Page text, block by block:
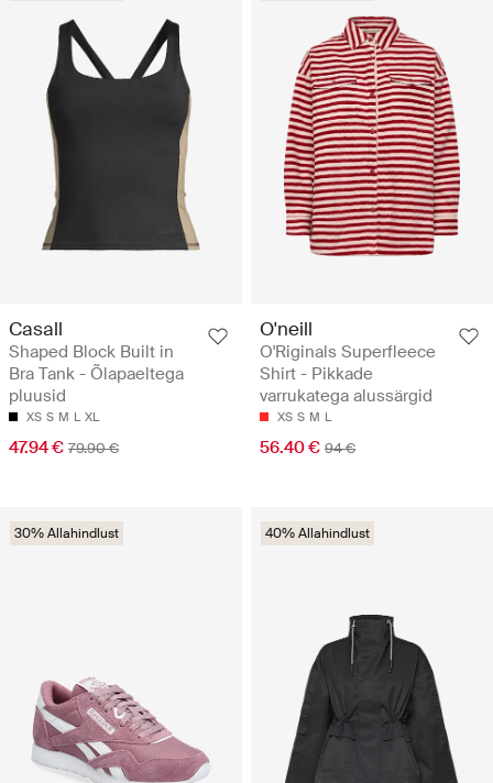
Casall
Shaped Block Built in
Bra Tank - Õlapaeltega
pluusid
XS S M L XL
47.94 € 79.90 €
O'neill
O'Riginals Superfleece
Shirt - Pikkade
varrukatega alussärgid
XS S M L
56.40 € 94 €
30% Allahindlust 40% Allahindlust